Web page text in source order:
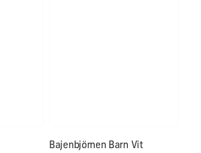
Bajenbjörnen Barn Vit